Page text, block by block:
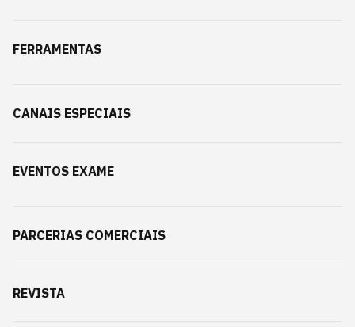
FERRAMENTAS
CANAIS ESPECIAIS
EVENTOS EXAME
PARCERIAS COMERCIAIS
REVISTA